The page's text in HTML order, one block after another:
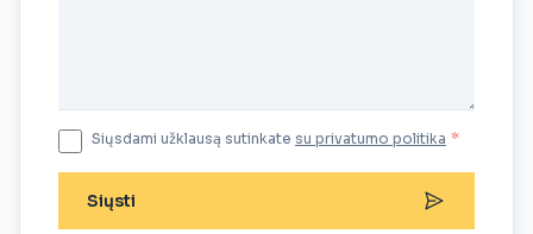
Siųsdami užklausą sutinkate su privatumo politika *
Siųsti